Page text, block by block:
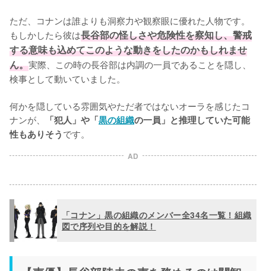
ただ、コナンは誰よりも洞察力や観察眼に優れた人物です。
もしかしたら彼は長谷部の怪しさや危険性を察知し、警戒
する意味も込めてこのような動きをしたのかもしれませ
ん。実際、この時の長谷部は内調の一員であることを隠し、
検事として動いていました。
何かを隠している雰囲気やただ者ではないオーラを感じたコ
ナンが、
「犯人」や「黒の組織の一員」と推理していた可能
性もありそうです。
AD
「コナン」黒の組織のメンバー全34名一覧！組織
図で序列や目的を解説！